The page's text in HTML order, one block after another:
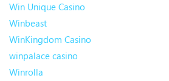
Win Unique Casino
Winbeast
WinKingdom Casino
winpalace casino
Winrolla